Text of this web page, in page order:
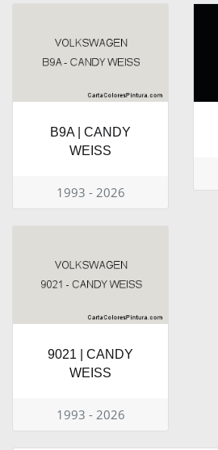
B9A | CANDY
WEISS
1993 - 2026
9021 | CANDY
WEISS
1993 - 2026